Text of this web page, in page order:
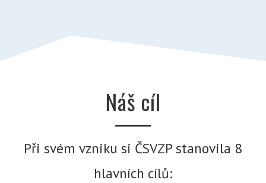
Náš cíl
Při svém vzniku si ČSVZP stanovila 8
hlavních cílů: